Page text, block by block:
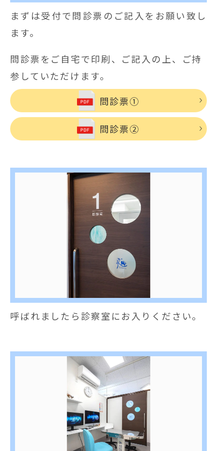
まずは受付で問診票のご記入をお願い致し
ます。
問診票をご自宅で印刷、ご記入の上、ご持
参していただけます。
問診票①
問診票②
呼ばれましたら診察室にお入りください。